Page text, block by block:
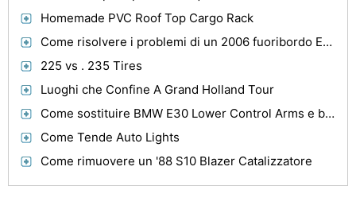
Homemade PVC Roof Top Cargo Rack
Come risolvere i problemi di un 2006 fuoribordo Evinrude Etech 115 HP
225 vs . 235 Tires
Luoghi che Confine A Grand Holland Tour
Come sostituire BMW E30 Lower Control Arms e braccio di controllo boccole
Come Tende Auto Lights
Come rimuovere un '88 S10 Blazer Catalizzatore